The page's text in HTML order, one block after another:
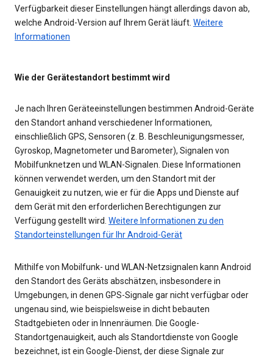
Verfügbarkeit dieser Einstellungen hängt allerdings davon ab,
welche Android-Version auf Ihrem Gerät läuft. Weitere
Informationen
Wie der Gerätestandort bestimmt wird
Je nach Ihren Geräteeinstellungen bestimmen Android-Geräte
den Standort anhand verschiedener Informationen,
einschließlich GPS, Sensoren (z. B. Beschleunigungsmesser,
Gyroskop, Magnetometer und Barometer), Signalen von
Mobilfunknetzen und WLAN-Signalen. Diese Informationen
können verwendet werden, um den Standort mit der
Genauigkeit zu nutzen, wie er für die Apps und Dienste auf
dem Gerät mit den erforderlichen Berechtigungen zur
Verfügung gestellt wird. Weitere Informationen zu den
Standorteinstellungen für Ihr Android-Gerät
Mithilfe von Mobilfunk- und WLAN-Netzsignalen kann Android
den Standort des Geräts abschätzen, insbesondere in
Umgebungen, in denen GPS-Signale gar nicht verfügbar oder
ungenau sind, wie beispielsweise in dicht bebauten
Stadtgebieten oder in Innenräumen. Die Google-
Standortgenauigkeit, auch als Standortdienste von Google
bezeichnet, ist ein Google-Dienst, der diese Signale zur